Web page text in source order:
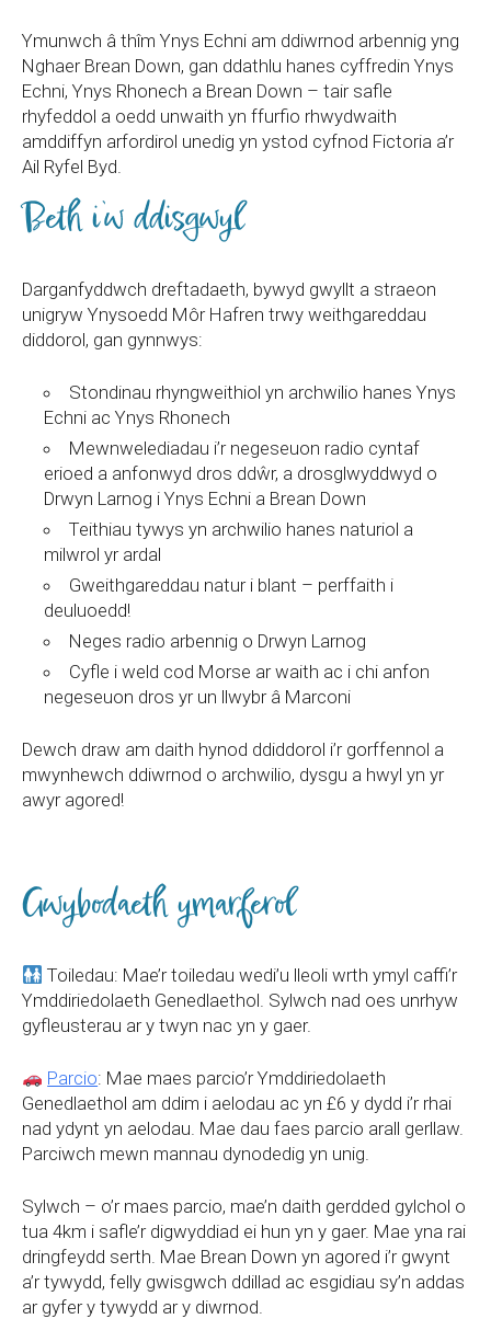
Ymunwch â thîm Ynys Echni am ddiwrnod arbennig yng
Nghaer Brean Down, gan ddathlu hanes cyffredin Ynys
Echni, Ynys Rhonech a Brean Down – tair safle
rhyfeddol a oedd unwaith yn ffurfio rhwydwaith
amddiffyn arfordirol unedig yn ystod cyfnod Fictoria a’r
Ail Ryfel Byd.
Beth i’w ddisgwyl
Darganfyddwch dreftadaeth, bywyd gwyllt a straeon
unigryw Ynysoedd Môr Hafren trwy weithgareddau
diddorol, gan gynnwys:
Stondinau rhyngweithiol yn archwilio hanes Ynys
Echni ac Ynys Rhonech
Mewnwelediadau i’r negeseuon radio cyntaf
erioed a anfonwyd dros ddŵr, a drosglwyddwyd o
Drwyn Larnog i Ynys Echni a Brean Down
Teithiau tywys yn archwilio hanes naturiol a
milwrol yr ardal
Gweithgareddau natur i blant – perffaith i
deuluoedd!
Neges radio arbennig o Drwyn Larnog
Cyfle i weld cod Morse ar waith ac i chi anfon
negeseuon dros yr un llwybr â Marconi
Dewch draw am daith hynod ddiddorol i’r gorffennol a
mwynhewch ddiwrnod o archwilio, dysgu a hwyl yn yr
awyr agored!
Gwybodaeth ymarferol
Toiledau: Mae’r toiledau wedi’u lleoli wrth ymyl caffi’r
Ymddiriedolaeth Genedlaethol. Sylwch nad oes unrhyw
gyfleusterau ar y twyn nac yn y gaer.
Parcio: Mae maes parcio’r Ymddiriedolaeth
Genedlaethol am ddim i aelodau ac yn £6 y dydd i’r rhai
nad ydynt yn aelodau. Mae dau faes parcio arall gerllaw.
Parciwch mewn mannau dynodedig yn unig.
Sylwch – o’r maes parcio, mae’n daith gerdded gylchol o
tua 4km i safle’r digwyddiad ei hun yn y gaer. Mae yna rai
dringfeydd serth. Mae Brean Down yn agored i’r gwynt
a’r tywydd, felly gwisgwch ddillad ac esgidiau sy’n addas
ar gyfer y tywydd ar y diwrnod.